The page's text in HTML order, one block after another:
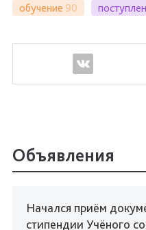
обучение 90
Объявления
Начался приём
стипендии Учёного